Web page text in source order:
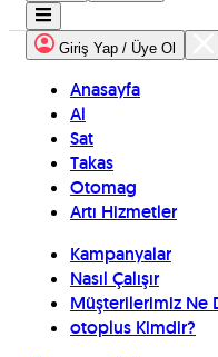
Giriş Yap / Üye Ol
Anasayfa
Al
Sat
Takas
Otomag
Artı Hizmetler
Kampanyalar
Nasıl Çalışır
Müşterilerimiz Ne
otoplus Kimdir?